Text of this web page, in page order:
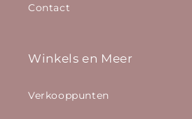
Contact
Winkels en Meer
Verkooppunten